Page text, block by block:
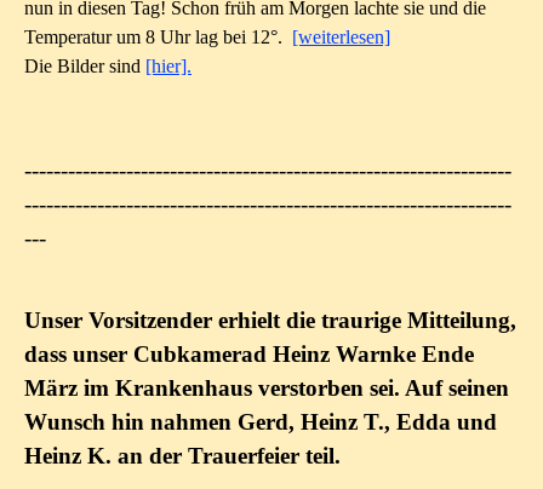
nun in diesen Tag! Schon früh am Morgen lachte sie und die
Temperatur um 8 Uhr lag bei 12°. [weiterlesen]
Die Bilder sind [hier].
-------------------------------------------------------------------
-------------------------------------------------------------------
---
Unser Vorsitzender erhielt die traurige Mitteilung,
dass unser Cubkamerad Heinz Warnke Ende
März im Krankenhaus verstorben sei. Auf seinen
Wunsch hin nahmen Gerd, Heinz T., Edda und
Heinz K. an der Trauerfeier teil.